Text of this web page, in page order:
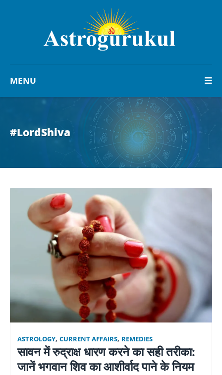
MENU
#LordShiva
ASTROLOGY, CURRENT AFFAIRS, REMEDIES
सावन में रुद्राक्ष धारण करने का सही तरीका:
जानें भगवान शिव का आशीर्वाद पाने के नियम